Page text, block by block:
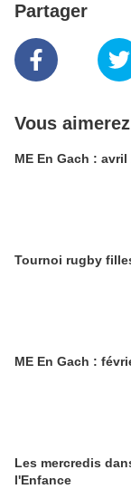
Partager
Vous
ME En Gach : avril
Tournoi rugby
ME En Gach :
Les mercredis
l'Enfance